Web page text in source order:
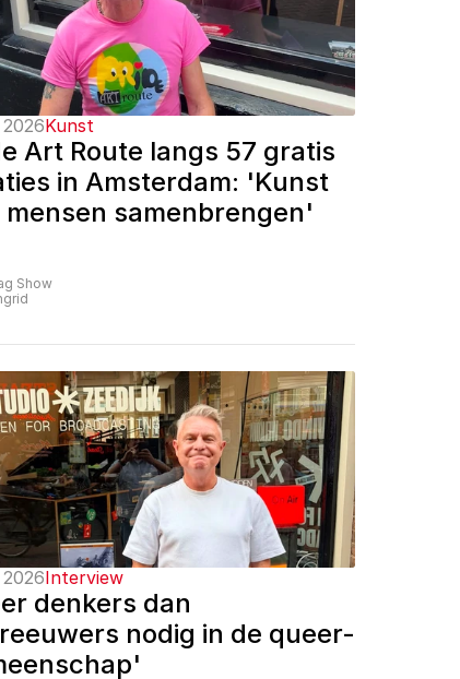
Kunst
Art Route langs 57 gratis
in Amsterdam: 'Kunst
mensen samenbrengen'
Show
Interview
denkers dan
nodig in de queer-